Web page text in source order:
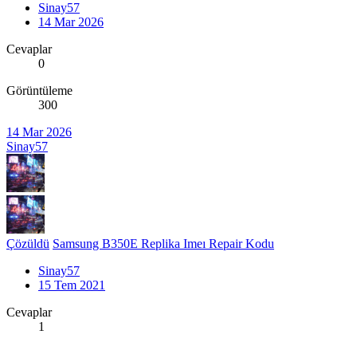
Sinay57
14 Mar 2026
Cevaplar
0
Görüntüleme
300
14 Mar 2026
Sinay57
Çözüldü Samsung B350E Replika Imeı Repair Kodu
Sinay57
15 Tem 2021
Cevaplar
1